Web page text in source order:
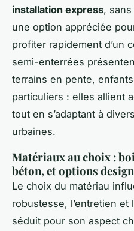
installation express,
une option appréciée
profiter rapidement d’un
semi-enterrées
terrains en pente,
particuliers : elles allient
tout en s’adaptant à
urbaines.
Matériaux au choix :
béton, et options design
Le choix du matériau
robustesse, l’entretien et
séduit pour son aspect